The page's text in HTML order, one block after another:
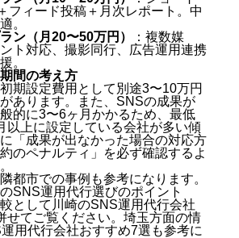
フィード投稿＋月次レポート。中
。
ン（月20〜50万円）
：複数媒
ト対応、撮影同行、広告運用連携
。
間の考え方
期設定費用として別途3〜10万円
あります。また、SNSの成果が
的に3〜6ヶ月かかるため、最低
以上に設定している会社が多い傾
「成果が出なかった場合の対応方
のペナルティ」を必ず確認するよ
都市での事例も参考になります。
SNS運用代行選びのポイント
として 川崎のSNS運用代行会社
せてご覧ください。埼玉方面の情
用代行会社おすすめ7選 も参考に
どれくらいを想定すればよいです
行を依頼する際に注意すべき点はあ
経営していますが、まとめて依頼で
行と広告運用は別々に依頼すべきで